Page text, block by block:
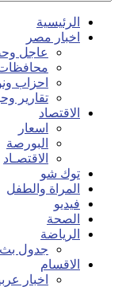
الرئيسية
اخبار مصر
عاجل
احزاب
تقارير
الاقتصاد
اسعار
البورصة
الاقتصـاد
توك شو
المراة والطفل
فيديو
الصحة
الرياضة
جدول بث
الاقسام
اخبار